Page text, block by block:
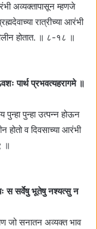
अव्यक्तापासून म्हणजे
रात्रीच्या आरंभी
होतात. ॥ ८-१८ ॥
पार्थ प्रभवत्यहरागमे ॥
पुन्हा पुन्हा उत्पन्न होऊन
होतो व दिवसाच्या आरंभी
॥
यः स सर्वेषु भूतेषु नश्यत्सु न
जो सनातन अव्यक्त भाव